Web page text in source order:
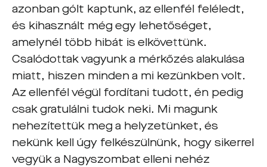
azonban gólt kaptunk, az ellenfél feléledt,
és kihasznált még egy lehetőséget,
amelynél több hibát is elkövettünk.
Csalódottak vagyunk a mérkőzés alakulása
miatt, hiszen minden a mi kezünkben volt.
Az ellenfél végül fordítani tudott, én pedig
csak gratulálni tudok neki. Mi magunk
nehezítettük meg a helyzetünket, és
nekünk kell úgy felkészülnünk, hogy sikerrel
vegyük a Nagyszombat elleni nehéz